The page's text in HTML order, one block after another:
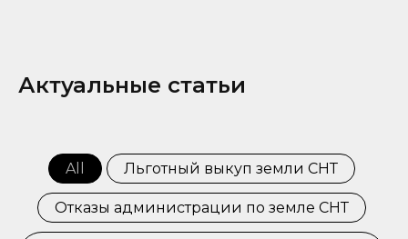
Актуальные статьи
All Льготный выкуп земли СНТ
Отказы администрации по земле СНТ